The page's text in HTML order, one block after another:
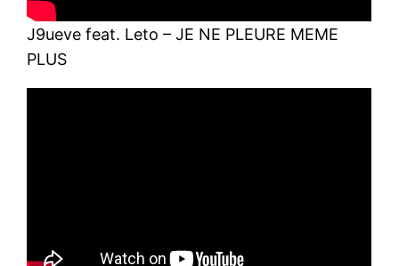
J9ueve feat. Leto – JE NE PLEURE MEME
PLUS